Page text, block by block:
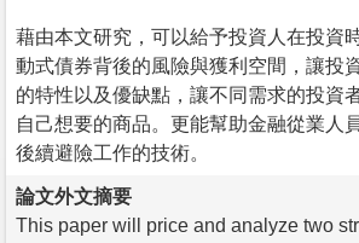
藉由本文研究，可以給予投資人在投資
動式債券背後的風險與獲利空間，讓投
的特性以及優缺點，讓不同需求的投資
自己想要的商品。更能幫助金融從業人
後續避險工作的技術。
論文外文摘要
This paper will price and analyze two